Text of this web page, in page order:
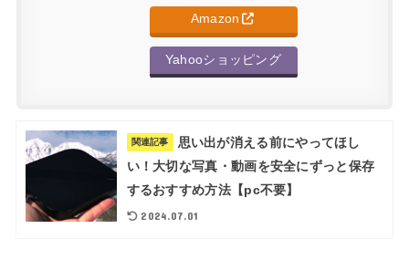
Amazon
Yahooショッピング
関連記事
思い出が消える前にやってほし
い！大切な写真・動画を安全にずっと保存
するおすすめ方法【pc不要】
2024.07.01